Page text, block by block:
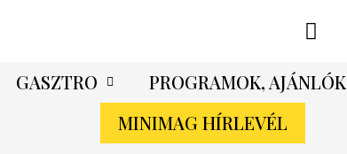
GASZTRO PROGRAMOK, AJÁNLÓK
MINIMAG HÍRLEVÉL